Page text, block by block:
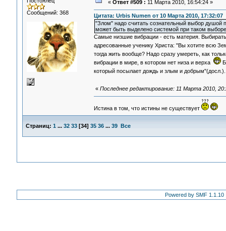
Сообщений: 368
« Ответ #509 : 11 Марта 2010, 16:54:24 »
Цитата: Urbis Numen от 10 Марта 2010, 17:32:07
"Злом" надо считать сознательный выбор душой
может быть выделено системой при таком
Самые низшие вибрации - есть материя.
адресованные ученику Христа: "Вы хотите всю
тогда жить вообще? Надо сразу умереть, как
вибрации в мире, в котором нет низа и верха
который посылает дождь и злым и
« Последнее редактирование: 11 Марта 2010,
Истина в том, что истины не существует
Страниц: 1 ... 32 33[34] 35 36 ... 39 Все
Powered by SMF 1.1.10